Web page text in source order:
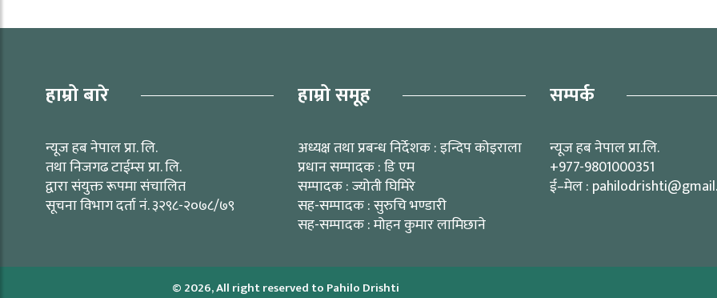
हाम्रो बारे
न्यूज हब नेपाल प्रा. लि.
तथा निजगढ टाईम्स प्रा. लि.
द्वारा संयुक्त रूपमा संचालित
सूचना विभाग दर्ता नं. ३२९८-२०७८/७९
हाम्रो समूह
अध्यक्ष तथा प्रबन्ध निर्देशक : इन्दिप कोइराला
प्रधान सम्पादक : डि एम
सम्पादक : ज्योती घिमिरे
सह-सम्पादक : सुरुचि भण्डारी
सह-सम्पादक : मोहन कुमार लामिछाने
सम्पर्क
न्यूज हब नेपाल प्रा.लि.
+977-9801000351
ई–मेल :
© 2026, All right reserved to Pahilo Drishti